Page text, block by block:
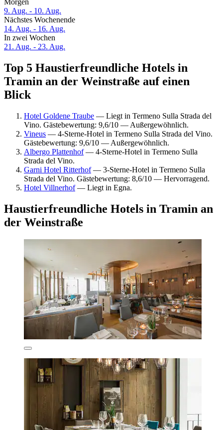
Morgen
9. Aug. - 10. Aug.
Nächstes Wochenende
14. Aug. - 16. Aug.
In zwei Wochen
21. Aug. - 23. Aug.
Top 5 Haustierfreundliche Hotels in
Tramin an der Weinstraße auf einen
Blick
Hotel Goldene Traube — Liegt in Termeno Sulla Strada del
Vino. Gästebewertung: 9,6/10 — Außergewöhnlich.
Vineus — 4-Sterne-Hotel in Termeno Sulla Strada del Vino.
Gästebewertung: 9,6/10 — Außergewöhnlich.
Albergo Plattenhof— 4-Sterne-Hotel in Termeno Sulla
Strada del Vino.
Garni Hotel Ritterhof— 3-Sterne-Hotel in Termeno Sulla
Strada del Vino. Gästebewertung: 8,6/10 — Hervorragend.
Hotel Villnerhof— Liegt in Egna.
Haustierfreundliche Hotels in Tramin an
der Weinstraße